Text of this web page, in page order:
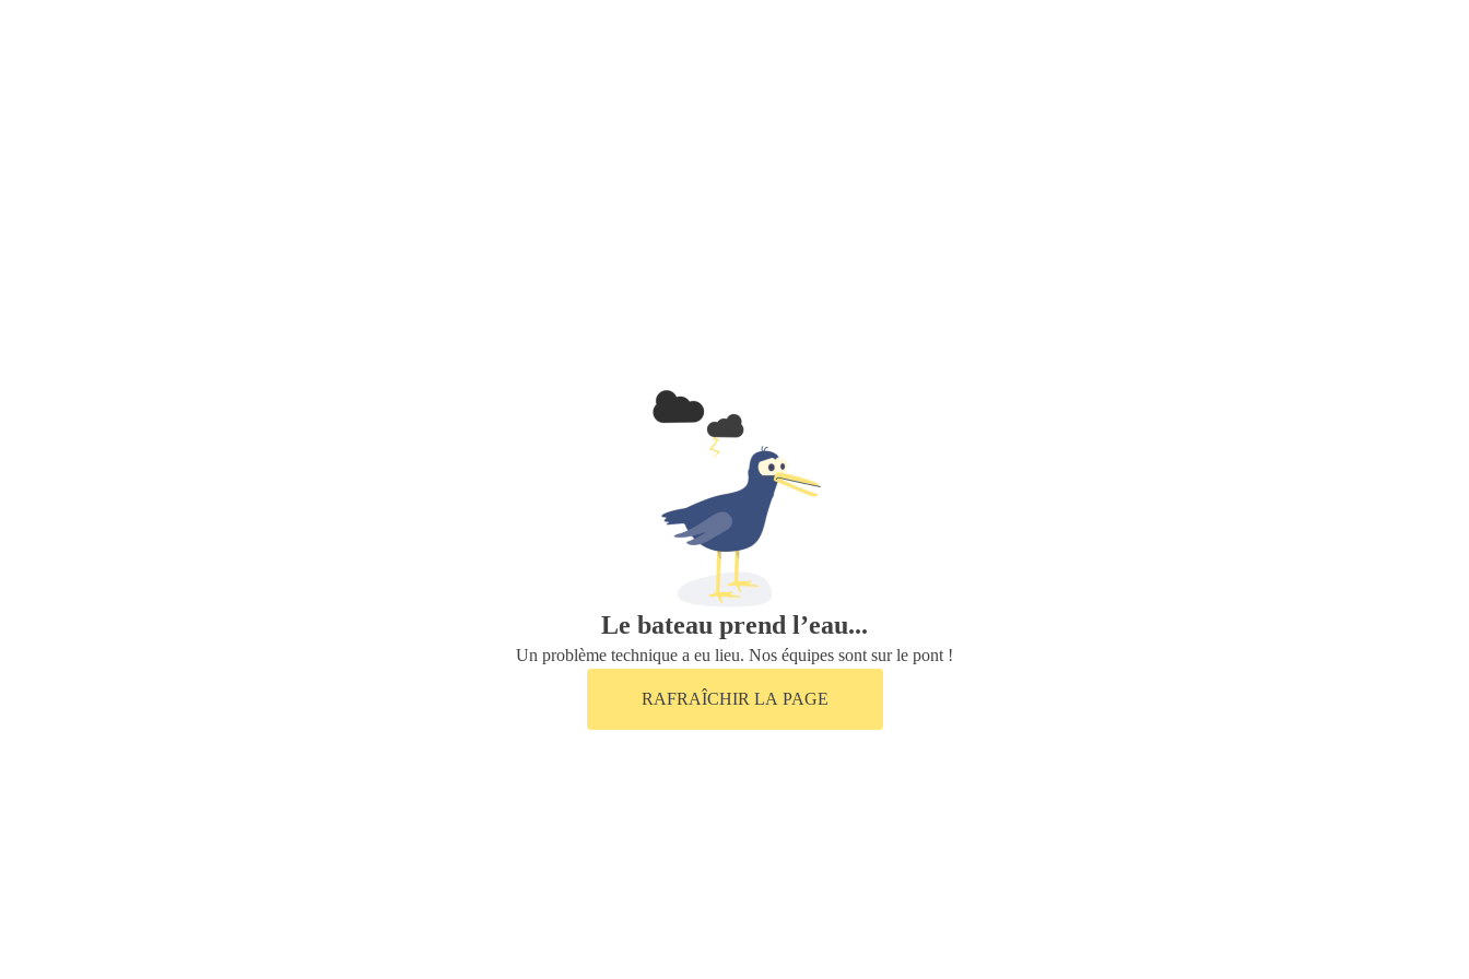
Le bateau prend l’eau...
Un problème technique a eu lieu. Nos équipes sont sur le pont !
RAFRAÎCHIR LA PAGE